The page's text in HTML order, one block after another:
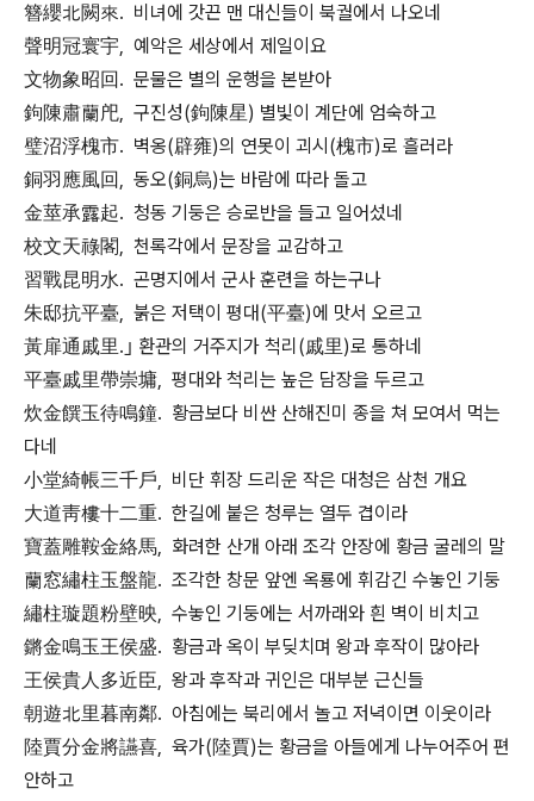
簪纓北闕來. 비녀에 갓끈 맨 대신들이 북궐에서 나오네
聲明冠寰宇, 예악은 세상에서 제일이요
文物象昭回. 문물은 별의 운행을 본받아
鉤陳肅蘭戺, 구진성(鉤陳星) 별빛이 계단에 엄숙하고
璧沼浮槐市. 벽옹(辟雍)의 연못이 괴시(槐市)로 흘러라
銅羽應風回, 동오(銅烏)는 바람에 따라 돌고
金莖承露起. 청동 기둥은 승로반을 들고 일어섰네
校文天祿閣, 천록각에서 문장을 교감하고
習戰昆明水. 곤명지에서 군사 훈련을 하는구나
朱邸抗平臺, 붉은 저택이 평대(平臺)에 맛서 오르고
黃扉通戚里.｣ 환관의 거주지가 척리(戚里)로 통하네
平臺戚里帶崇墉, 평대와 척리는 높은 담장을 두르고
炊金饌玉待鳴鐘. 황금보다 비싼 산해진미 종을 쳐 모여서 먹는
다네
小堂綺帳三千戶, 비단 휘장 드리운 작은 대청은 삼천 개요
大道靑樓十二重. 한길에 붙은 청루는 열두 겹이라
寶蓋雕鞍金絡馬, 화려한 산개 아래 조각 안장에 황금 굴레의 말
蘭窓繡柱玉盤龍. 조각한 창문 앞엔 옥룡에 휘감긴 수놓인 기둥
繡柱璇題粉壁映, 수놓인 기둥에는 서까래와 흰 벽이 비치고
鏘金鳴玉王侯盛. 황금과 옥이 부딪치며 왕과 후작이 많아라
王侯貴人多近臣, 왕과 후작과 귀인은 대부분 근신들
朝遊北里暮南鄰. 아침에는 북리에서 놀고 저녁이면 이웃이라
陸賈分金將讌喜, 육가(陸賈)는 황금을 아들에게 나누어주어 편
안하고